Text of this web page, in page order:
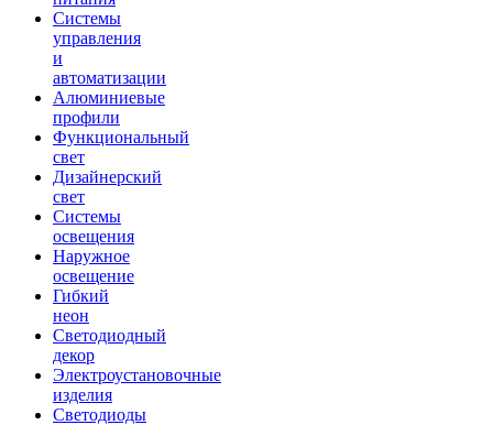
Системы
управления
и
автоматизации
Алюминиевые
профили
Функциональный
свет
Дизайнерский
свет
Системы
освещения
Наружное
освещение
Гибкий
неон
Светодиодный
декор
Электроустановочные
изделия
Светодиоды